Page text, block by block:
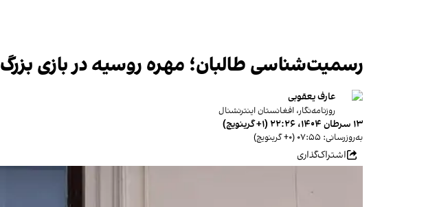
رسمیت‌شناسی طالبان؛ مهره روسیه در بازی بزرگ
عارف یعقوبی
روزنامه‌نگار، افغانستان اینترنشنال
۱۳ سرطان ۱۴۰۴، ۲۲:۲۶ (‎+۱ گرینویچ)
به‌روزرسانی: ۰۷:۵۵ (‎+۰ گرینویچ)
اشتراک‌گذاری